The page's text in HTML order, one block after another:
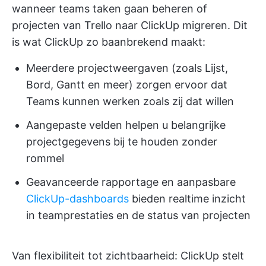
wanneer teams taken gaan beheren of
projecten van Trello naar ClickUp migreren. Dit
is wat ClickUp zo baanbrekend maakt:
Meerdere projectweergaven (zoals Lijst,
Bord, Gantt en meer) zorgen ervoor dat
Teams kunnen werken zoals zij dat willen
Aangepaste velden helpen u belangrijke
projectgegevens bij te houden zonder
rommel
Geavanceerde rapportage en aanpasbare
ClickUp-dashboards bieden realtime inzicht
in teamprestaties en de status van projecten
Van flexibiliteit tot zichtbaarheid: ClickUp stelt